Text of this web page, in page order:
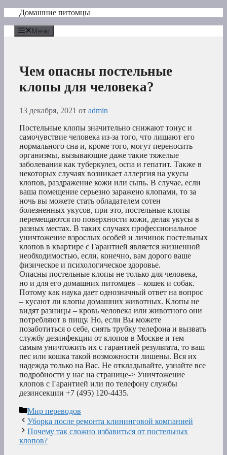
Перейти
содержимому
Домашние питомцы
Меню
Чем опасны постельные
клопы для человека?
13 декабря, 2021 от admin
Постельные клопы значительно снижают тонус и
самочувствие человека из-за того, что лишают его
нормального сна и, кроме того, могут переносить
организмы, вызывающие даже такие тяжелые
заболевания как туберкулез, оспа и гепатит. Также в
некоторых случаях возникает аллергия на укусы
клопов, раздражение кожи или сыпь. В случае, если
ваша помещение серьезно заражено клопами, то за
ночь вы можете стать обладателем сотен
болезненных укусов, при это, постельные клопы
перемещаются по поверхности кожи, делая укусы в
разных местах. В таких случаях профессиональное
уничтожение взрослых особей и личинок постельных
клопов в квартире с Гарантией является жизненной
необходимостью, если, конечно, вам дорого ваше
физическое и психологическое здоровье.
Опасны постельные клопы не только для человека,
но и для его домашних питомцев – кошек и собак.
Потому как наука дает однозначный ответ на вопрос
– кусают ли клопы домашних животных. Клопы не
видят разницы – кровь человека или животного они
потребляют в пищу. Но, если Вы можете
позаботиться о себе, снять трубку телефона и вызвать
службу дезинфекции от клопов в Москве и тем
самым уничтожить их с гарантией результата, то ваш
пес или кошка такой возможности лишены. Вся их
надежда только на Вас. Не откладывайте, узнайте все
подробности у нас на странице-> Уничтожение
клопов с Гарантией или по телефону службы
дезинсекции +7 (495) 120-4435.
Рубрики
Мир переводов
Уборка после ремонта клининговой компанией
Почему так сложно избавиться от постельных
клопов?